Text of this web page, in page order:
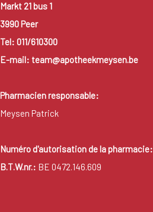
Markt 21 bus 1
3990 Peer
Tel: 011/610300
E-mail: team@apotheekmeysen.be
Pharmacien responsable:
Meysen Patrick
Numéro d'autorisation de la pharmacie:
B.T.W.nr.: BE 0472.146.609